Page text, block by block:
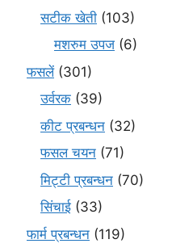
सटीक खेती (103)
मशरुम उपज (6)
फसलें(301)
उर्वरक (39)
कीट प्रबन्धन (32)
फसल चयन (71)
मि‌ट्टी प्रबन्धन (70)
सिंचाई (33)
फार्म प्रबन्धन (119)